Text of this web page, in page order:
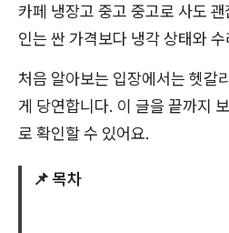
카페 냉장고 중고 중고로 사도
인는 싼 가격보다 냉각 상태와
처음 알아보는 입장에서는 헷갈
게 당연합니다. 이 글을 끝까지
로 확인할 수 있어요.
📌 목차